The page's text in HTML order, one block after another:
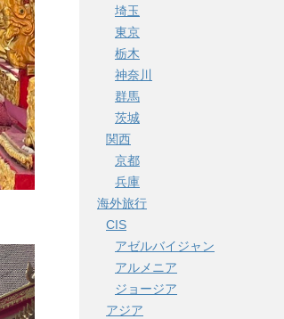
埼玉
東京
栃木
神奈川
群馬
茨城
関西
京都
兵庫
海外旅行
CIS
アゼルバイジャン
アルメニア
ジョージア
アジア